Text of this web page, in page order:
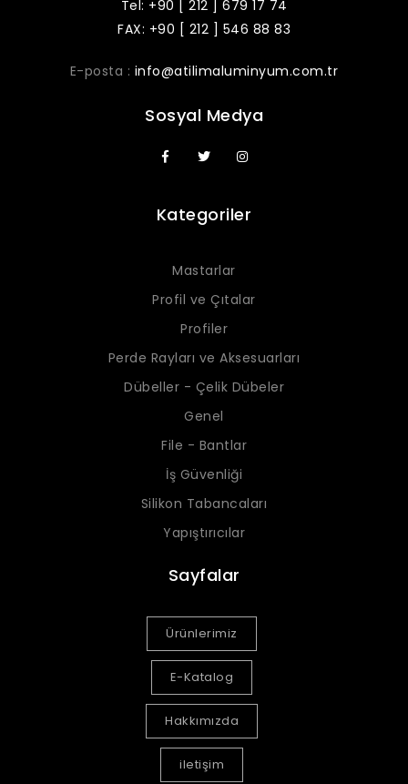
Tel: +90 [ 212 ] 679 17 74
FAX: +90 [ 212 ] 546 88 83
E-posta : info@atilimaluminyum.com.tr
Sosyal Medya
Kategoriler
Mastarlar
Profil ve Çıtalar
Profiler
Perde Rayları ve Aksesuarları
Dübeller - Çelik Dübeler
Genel
File - Bantlar
İş Güvenliği
Silikon Tabancaları
Yapıştırıcılar
Sayfalar
Ürünlerimiz
E-Katalog
Hakkımızda
iletişim